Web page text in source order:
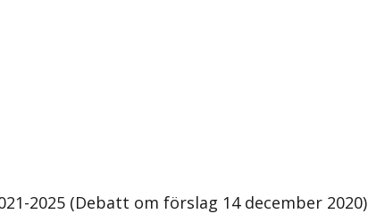
2025 (Debatt om förslag 14 december 2020)